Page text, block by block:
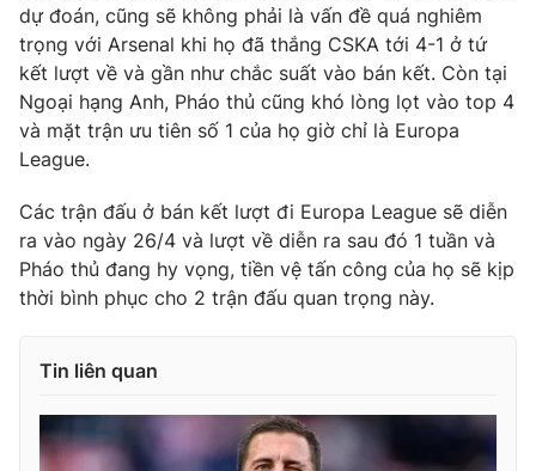
Video Shorts video
VTV Money VTV Thể thao
Thị trường 24h Tấm lòng Việt
Liên hệ tòa soạn English
dự đoán, cũng sẽ không phải là vấn đề quá nghiêm
trọng với Arsenal khi họ đã thắng CSKA tới 4-1 ở tứ
kết lượt về và gần như chắc suất vào bán kết. Còn tại
Ngoại hạng Anh, Pháo thủ cũng khó lòng lọt vào top 4
và mặt trận ưu tiên số 1 của họ giờ chỉ là Europa
League.
Các trận đấu ở bán kết lượt đi Europa League sẽ diễn
ra vào ngày 26/4 và lượt về diễn ra sau đó 1 tuần và
Pháo thủ đang hy vọng, tiền vệ tấn công của họ sẽ kịp
thời bình phục cho 2 trận đấu quan trọng này.
Tin liên quan